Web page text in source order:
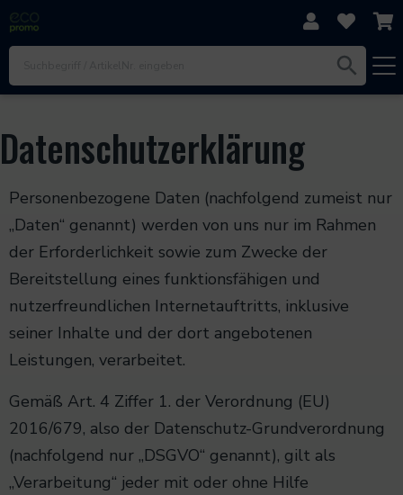
Zum Footer
Datenschutzerklärung
Personenbezogene Daten (nachfolgend zumeist nur
„Daten“ genannt) werden von uns nur im Rahmen
der Erforderlichkeit sowie zum Zwecke der
Bereitstellung eines funktionsfähigen und
nutzerfreundlichen Internetauftritts, inklusive
seiner Inhalte und der dort angebotenen
Leistungen, verarbeitet.
Gemäß Art. 4 Ziffer 1. der Verordnung (EU)
2016/679, also der Datenschutz-Grundverordnung
(nachfolgend nur „DSGVO“ genannt), gilt als
„Verarbeitung“ jeder mit oder ohne Hilfe